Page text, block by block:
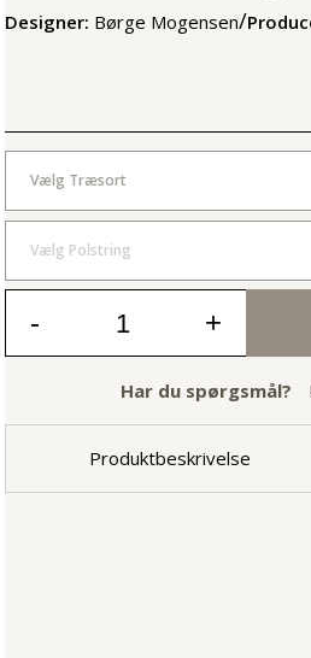
Designer: Børge Mogensen/
Vælg Træsort
Vælg Polstring
- +
Har du spørgsmål?
Produktbeskrivelse